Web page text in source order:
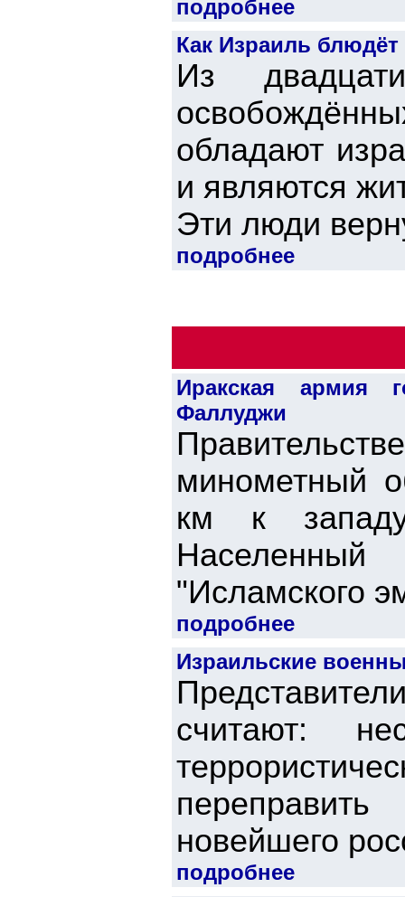
подробнее
Как Израиль
Из
обладают
и являются
Эти люди
подробнее
Иракская армия
Фаллуджи
минометный
км к
Населенный
"Исламского
подробнее
Израильские
считают:
новейшего
подробнее